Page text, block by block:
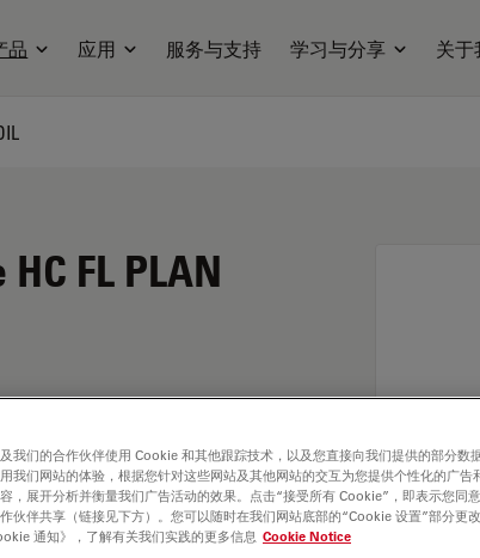
品 应用 服务与支持 学习与分享 关于
FL PLAN
Explore our Objective
and find the best fit for
我们的合作伙伴使用 Cookie 和其他跟踪技术，以及您直接向我们提供的部分数
我们网站的体验，根据您针对这些网站及其他网站的交互为您提供个性化的广
，展开分析并衡量我们广告活动的效果。点击“接受所有 Cookie”，即表示您同
伙伴共享（链接见下方）。您可以随时在我们网站底部的“Cookie 设置”部分更
通知》，了解有关我们实践的更多信息 Cookie Notice